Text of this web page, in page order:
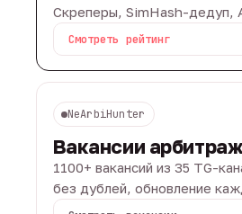
Скреперы, SimHash-дедуп,
Смотреть рейтинг
NeArbiHunter
Вакансии
1100+ вакансий из 35 TG-
без дублей, обновление